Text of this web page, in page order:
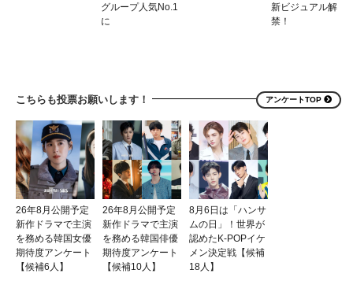
グループ人気No.1
に
新ビジュアル解
禁！
こちらも投票お願いします！ アンケートTOP
26年8月公開予定
新作ドラマで主演
を務める韓国女優
期待度アンケート
【候補6人】
26年8月公開予定
新作ドラマで主演
を務める韓国俳優
期待度アンケート
【候補10人】
8月6日は「ハンサ
ムの日」！世界が
認めたK-POPイケ
メン決定戦【候補
18人】